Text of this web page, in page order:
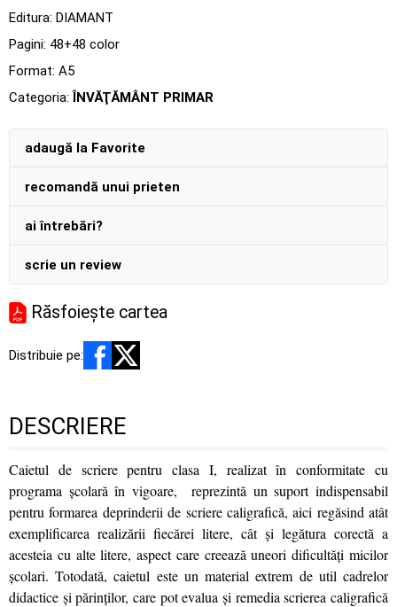
Editura: DIAMANT
Pagini: 48+48 color
Format: A5
Categoria:ÎNVĂŢĂMÂNT PRIMAR
adaugă la Favorite
recomandă unui prieten
ai întrebări?
scrie un review
Răsfoiește cartea
Distribuie pe:
DESCRIERE
Caietul de scriere pentru clasa I, realizat în conformitate cu
programa școlară în vigoare, reprezintă un suport indispensabil
pentru formarea deprinderii de scriere caligrafică, aici regăsind atât
exemplificarea realizării fiecărei litere, cât și legătura corectă a
acesteia cu alte litere, aspect care creează uneori dificultăți micilor
școlari. Totodată, caietul este un material extrem de util cadrelor
didactice și părinților, care pot evalua și remedia scrierea caligrafică